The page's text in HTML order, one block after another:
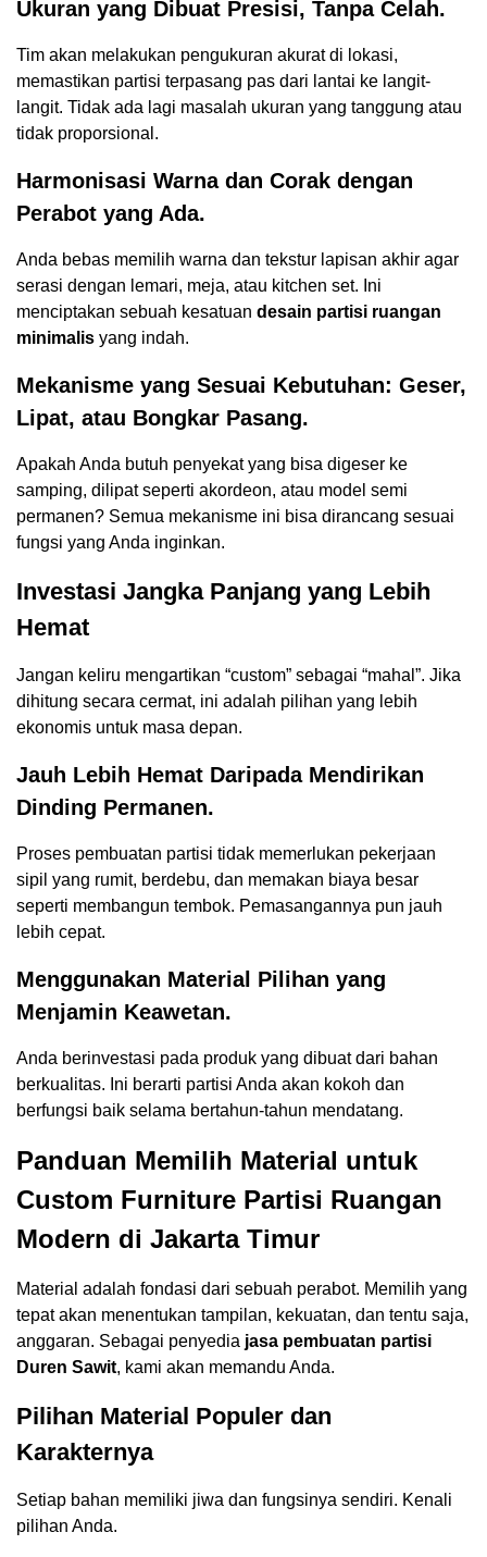
Ukuran yang Dibuat Presisi, Tanpa Celah.
Tim akan melakukan pengukuran akurat di lokasi,
memastikan partisi terpasang pas dari lantai ke langit-
langit. Tidak ada lagi masalah ukuran yang tanggung atau
tidak proporsional.
Harmonisasi Warna dan Corak dengan
Perabot yang Ada.
Anda bebas memilih warna dan tekstur lapisan akhir agar
serasi dengan lemari, meja, atau kitchen set. Ini
menciptakan sebuah kesatuan desain partisi ruangan
minimalis yang indah.
Mekanisme yang Sesuai Kebutuhan: Geser,
Lipat, atau Bongkar Pasang.
Apakah Anda butuh penyekat yang bisa digeser ke
samping, dilipat seperti akordeon, atau model semi
permanen? Semua mekanisme ini bisa dirancang sesuai
fungsi yang Anda inginkan.
Investasi Jangka Panjang yang Lebih
Hemat
Jangan keliru mengartikan “custom” sebagai “mahal”. Jika
dihitung secara cermat, ini adalah pilihan yang lebih
ekonomis untuk masa depan.
Jauh Lebih Hemat Daripada Mendirikan
Dinding Permanen.
Proses pembuatan partisi tidak memerlukan pekerjaan
sipil yang rumit, berdebu, dan memakan biaya besar
seperti membangun tembok. Pemasangannya pun jauh
lebih cepat.
Menggunakan Material Pilihan yang
Menjamin Keawetan.
Anda berinvestasi pada produk yang dibuat dari bahan
berkualitas. Ini berarti partisi Anda akan kokoh dan
berfungsi baik selama bertahun-tahun mendatang.
Panduan Memilih Material untuk
Custom Furniture Partisi Ruangan
Modern di Jakarta Timur
Material adalah fondasi dari sebuah perabot. Memilih yang
tepat akan menentukan tampilan, kekuatan, dan tentu saja,
anggaran. Sebagai penyedia jasa pembuatan partisi
Duren Sawit, kami akan memandu Anda.
Pilihan Material Populer dan
Karakternya
Setiap bahan memiliki jiwa dan fungsinya sendiri. Kenali
pilihan Anda.